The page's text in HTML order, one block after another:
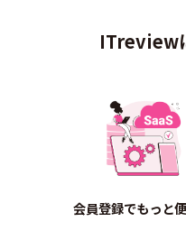
ITreview
会員登録でもっと